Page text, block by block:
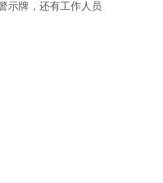
示牌，还有工作人员